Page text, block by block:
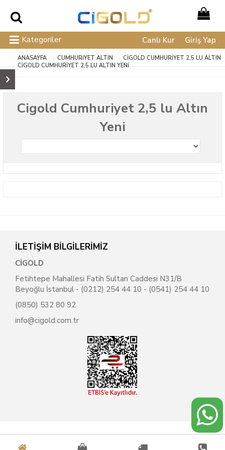
Kategoriler Canlı Kur Giriş Yap
ANASAYFA CUMHURİYET ALTIN
CIGOLD CUMHURIYET 2,5 LU ALTIN
CIGOLD CUMHURIYET 2,5 LU ALTIN YENI
Cigold Cumhuriyet 2,5 lu Altın
Yeni
İLETİŞİM BİLGİLERİMİZ
CİGOLD
Fetihtepe Mahallesi Fatih Sultan Caddesi N31/B
Beyoğlu İstanbul - (0212) 254 44 10 - (0541) 254 44 10
(0850) 532 80 92
info@cigold.com.tr